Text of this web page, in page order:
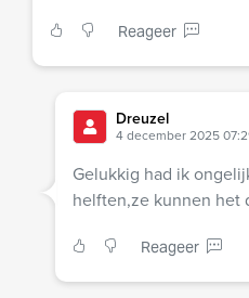
Reageer
Dreuzel
4 december 2025
Gelukkig had ik
helften,ze kunnen het
Reageer